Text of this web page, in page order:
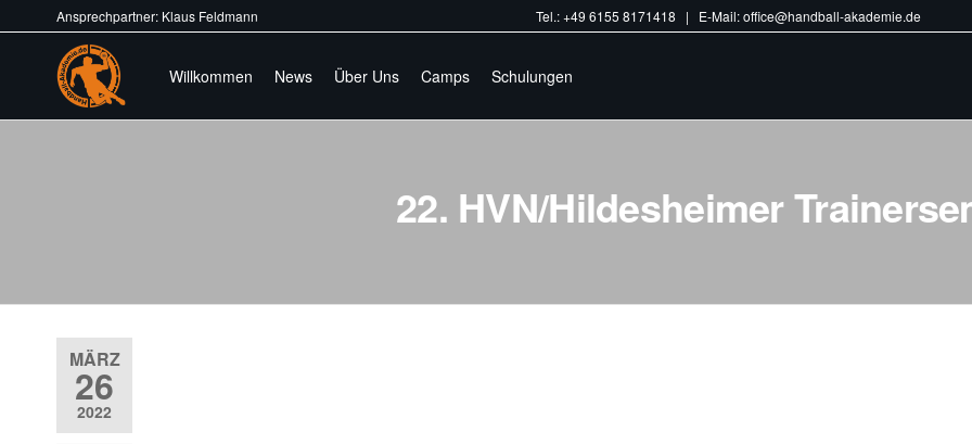
Ansprechpartner: Klaus Feldmann Tel.: +49 6155 8171418 | E-Mail: office@handball-akademie.de
Handball-
Akademie.de
TrainWillkommen News Über Uns Camps Schulungen
22. HVN/Hildesheimer
MÄRZ
26
2022